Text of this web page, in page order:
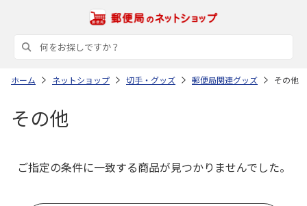
ホーム ネットショップ 切手・グッズ 郵便局関連グッズ その他
その他
ご指定の条件に一致する商品が見つかりませんでした。